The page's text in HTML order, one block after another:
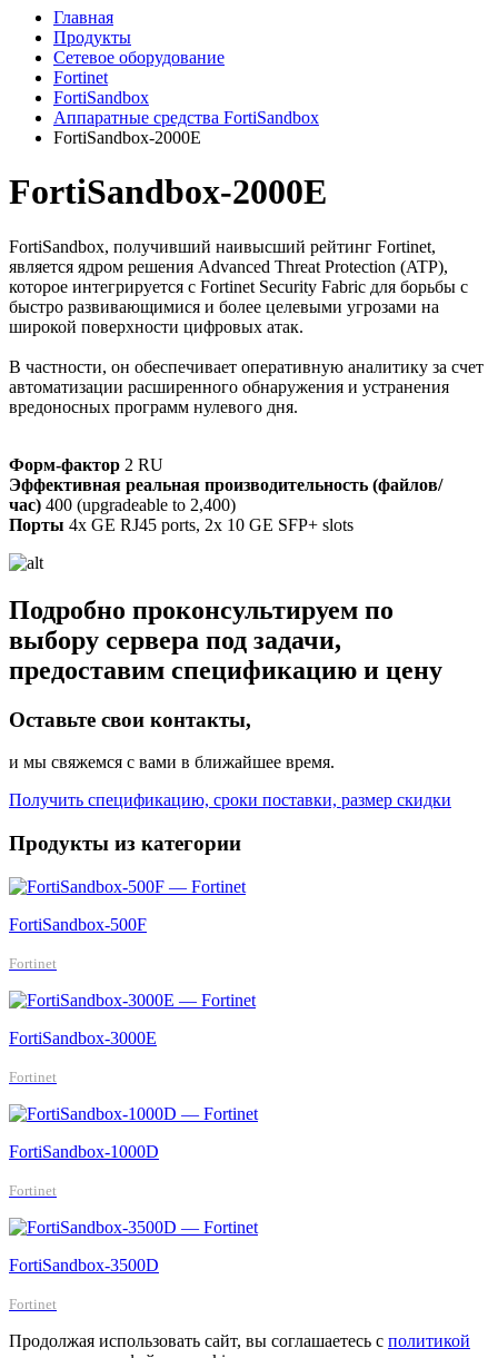
Главная
Продукты
Сетевое оборудование
Fortinet
FortiSandbox
Аппаратные средства FortiSandbox
FortiSandbox-2000E
FortiSandbox-2000E
FortiSandbox, получивший наивысший рейтинг Fortinet,
является ядром решения Advanced Threat Protection (ATP),
которое интегрируется с Fortinet Security Fabric для борьбы с
быстро развивающимися и более целевыми угрозами на
широкой поверхности цифровых атак.
В частности, он обеспечивает оперативную аналитику за счет
автоматизации расширенного обнаружения и устранения
вредоносных программ нулевого дня.
Форм-фактор 2 RU
Эффективная реальная производительность (файлов/
час) 400 (upgradeable to 2,400)
Порты 4x GE RJ45 ports, 2x 10 GE SFP+ slots
Подробно проконсультируем по
выбору сервера под задачи,
предоставим спецификацию и цену
Оставьте свои контакты,
и мы свяжемся с вами в ближайшее время.
Получить спецификацию, сроки поставки, размер скидки
Продукты из категории
FortiSandbox-500F
Fortinet
FortiSandbox-3000E
Fortinet
FortiSandbox-1000D
Fortinet
FortiSandbox-3500D
Fortinet
Продолжая использовать сайт, вы соглашаетесь с политикой